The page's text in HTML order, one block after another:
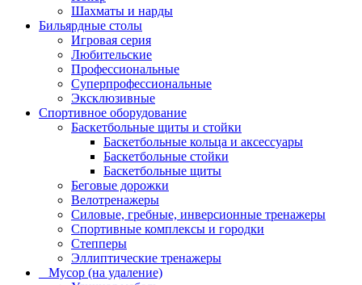
Шахматы и нарды
Бильярдные столы
Игровая серия
Любительские
Профессиональные
Суперпрофессиональные
Эксклюзивные
Спортивное оборудование
Баскетбольные щиты и стойки
Баскетбольные кольца и аксессуары
Баскетбольные стойки
Баскетбольные щиты
Беговые дорожки
Велотренажеры
Силовые, гребные, инверсионные тренажеры
Спортивные комплексы и городки
Степперы
Эллиптические тренажеры
_ Мусор (на удаление)